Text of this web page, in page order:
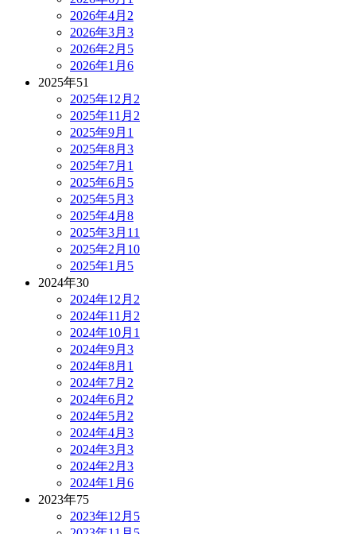
2026年4月 2
2026年3月 3
2026年2月 5
2026年1月 6
2025年51
2025年12月 2
2025年11月 2
2025年9月 1
2025年8月 3
2025年7月 1
2025年6月 5
2025年5月 3
2025年4月 8
2025年3月 11
2025年2月 10
2025年1月 5
2024年30
2024年12月 2
2024年11月 2
2024年10月 1
2024年9月 3
2024年8月 1
2024年7月 2
2024年6月 2
2024年5月 2
2024年4月 3
2024年3月 3
2024年2月 3
2024年1月 6
2023年75
2023年12月 5